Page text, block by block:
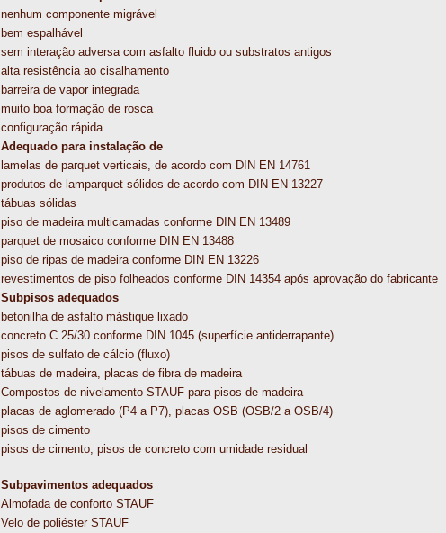
nenhum componente migrável
bem espalhável
sem interação adversa com asfalto fluido ou substratos antigos
alta resistência ao cisalhamento
barreira de vapor integrada
muito boa formação de rosca
configuração rápida
Adequado para instalação de
lamelas de parquet verticais, de acordo com DIN EN 14761
produtos de lamparquet sólidos de acordo com DIN EN 13227
tábuas sólidas
piso de madeira multicamadas conforme DIN EN 13489
parquet de mosaico conforme DIN EN 13488
piso de ripas de madeira conforme DIN EN 13226
revestimentos de piso folheados conforme DIN 14354 após aprovação do fabricante
Subpisos adequados
betonilha de asfalto mástique lixado
concreto C 25/30 conforme DIN 1045 (superfície antiderrapante)
pisos de sulfato de cálcio (fluxo)
tábuas de madeira, placas de fibra de madeira
Compostos de nivelamento STAUF para pisos de madeira
placas de aglomerado (P4 a P7), placas OSB (OSB/2 a OSB/4)
pisos de cimento
pisos de cimento, pisos de concreto com umidade residual
Subpavimentos adequados
Almofada de conforto STAUF
Velo de poliéster STAUF